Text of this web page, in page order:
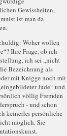
Gewissheiten,
ist man da
Woher wollen
Ihre Frage, ob ich
ich sei „nicht
Bezeichnung als
mit Knigge noch mit
Jude“ und
völlig Fremden
- und schon
keinerlei persönliche
möglich. Sie